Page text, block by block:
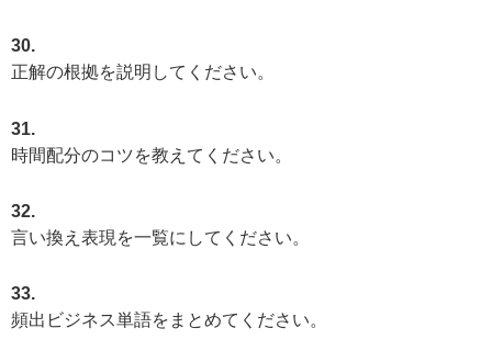
30.
正解の根拠を説明してください。
31.
時間配分のコツを教えてください。
32.
言い換え表現を一覧にしてください。
33.
頻出ビジネス単語をまとめてください。